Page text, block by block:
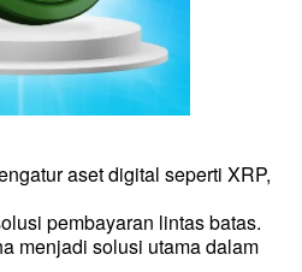
aset digital seperti XRP,
pembayaran lintas batas.
menjadi solusi utama dalam